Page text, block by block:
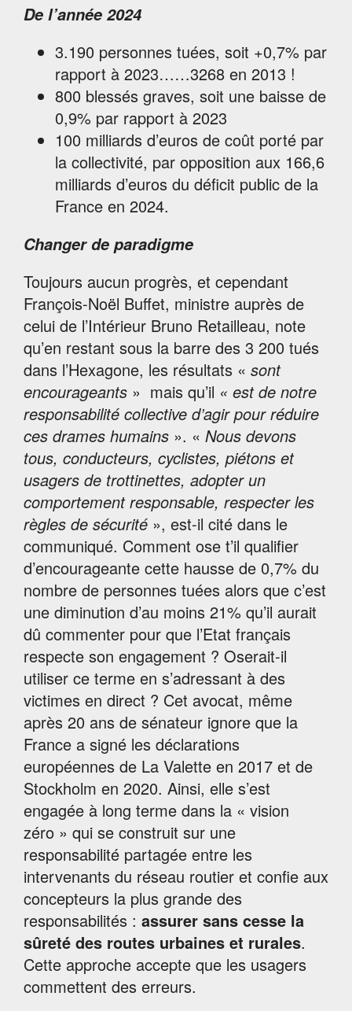
De l’année 2024
3.190 personnes tuées, soit +0,7% par
rapport à 2023……3268 en 2013 !
800 blessés graves, soit une baisse de
0,9% par rapport à 2023
100 milliards d’euros de coût porté par
la collectivité, par opposition aux 166,6
milliards d’euros du déficit public de la
France en 2024.
Changer de paradigme
Toujours aucun progrès, et cependant
François-Noël Buffet, ministre auprès de
celui de l’Intérieur Bruno Retailleau, note
qu’en restant sous la barre des 3 200 tués
dans l’Hexagone, les résultats « sont
encourageants » mais qu’il « est de notre
responsabilité collective d’agir pour réduire
ces drames humains ». « Nous devons
tous, conducteurs, cyclistes, piétons et
usagers de trottinettes, adopter un
comportement responsable, respecter les
règles de sécurité », est-il cité dans le
communiqué. Comment ose t’il qualifier
d’encourageante cette hausse de 0,7% du
nombre de personnes tuées alors que c’est
une diminution d’au moins 21% qu’il aurait
dû commenter pour que l’Etat français
respecte son engagement ? Oserait-il
utiliser ce terme en s’adressant à des
victimes en direct ? Cet avocat, même
après 20 ans de sénateur ignore que la
France a signé les déclarations
européennes de La Valette en 2017 et de
Stockholm en 2020. Ainsi, elle s’est
engagée à long terme dans la « vision
zéro » qui se construit sur une
responsabilité partagée entre les
intervenants du réseau routier et confie aux
concepteurs la plus grande des
responsabilités : assurer sans cesse la
sûreté des routes urbaines et rurales.
Cette approche accepte que les usagers
commettent des erreurs.